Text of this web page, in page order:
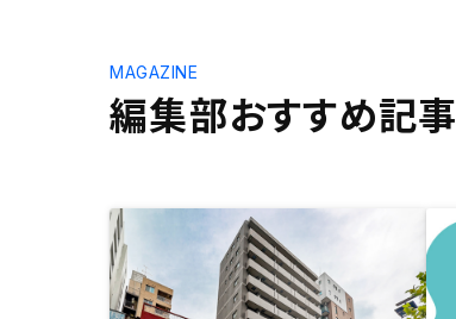
編集部おすすめ記事
MAGAZINE